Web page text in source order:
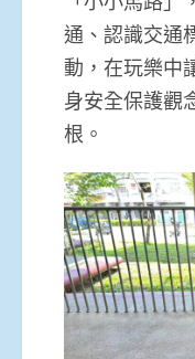
通、認識交通
動，在玩樂中
身安全保護觀
根。